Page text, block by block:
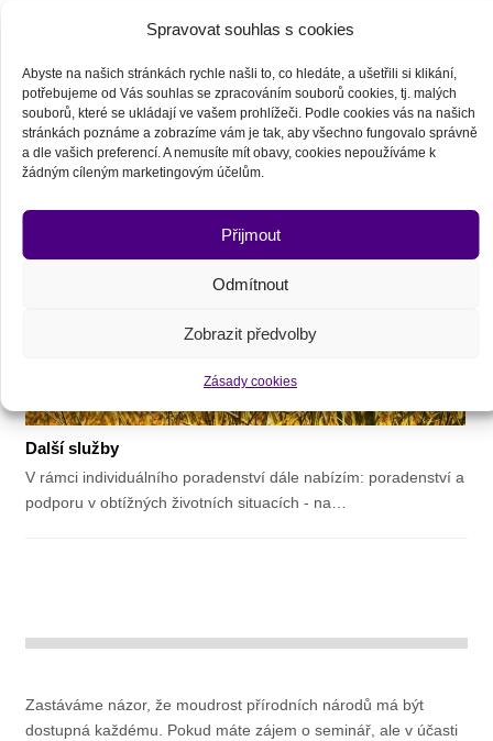
Spravovat souhlas s cookies
Abyste na našich stránkách rychle našli to, co hledáte, a ušetřili si klikání,
potřebujeme od Vás souhlas se zpracováním souborů cookies, tj. malých
souborů, které se ukládají ve vašem prohlížeči. Podle cookies vás na našich
stránkách poznáme a zobrazíme vám je tak, aby všechno fungovalo správně
a dle vašich preferencí. A nemusíte mít obavy, cookies nepoužíváme k
žádným cíleným marketingovým účelům.
Přijmout
Odmítnout
Zobrazit předvolby
Zásady cookies
transformačním. Abych Vám pomohl…
Další služby
V rámci individuálního poradenství dále nabízím: poradenství a
podporu v obtížných životních situacích - na…
Zastáváme názor, že moudrost přírodních národů má být
dostupná každému. Pokud máte zájem o seminář, ale v účasti